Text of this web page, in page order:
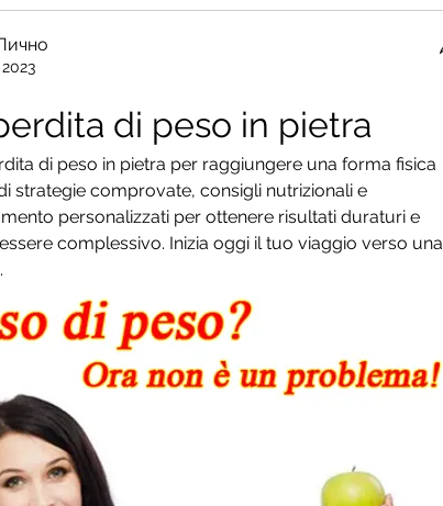
di peso in pietra
di peso in pietra per raggiungere una forma fisica
strategie comprovate, consigli nutrizionali e
personalizzati per ottenere risultati duraturi e
complessivo. Inizia oggi il tuo viaggio verso una